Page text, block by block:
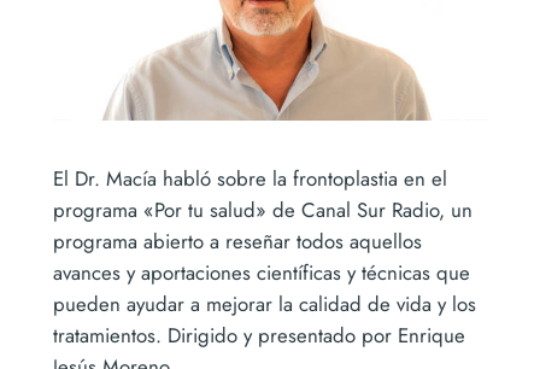
El Dr. Macía habló sobre la frontoplastia en el
programa «Por tu salud» de Canal Sur Radio, un
programa abierto a reseñar todos aquellos
avances y aportaciones científicas y técnicas que
pueden ayudar a mejorar la calidad de vida y los
tratamientos. Dirigido y presentado por Enrique